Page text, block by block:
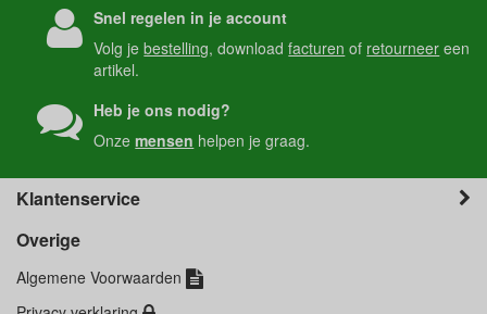
Snel regelen in je account
Volg jebestelling, downloadfacturen of retourneer een
artikel.
Heb je ons nodig?
Onzemensen helpen je graag.
Klantenservice
Overige
Algemene Voorwaarden